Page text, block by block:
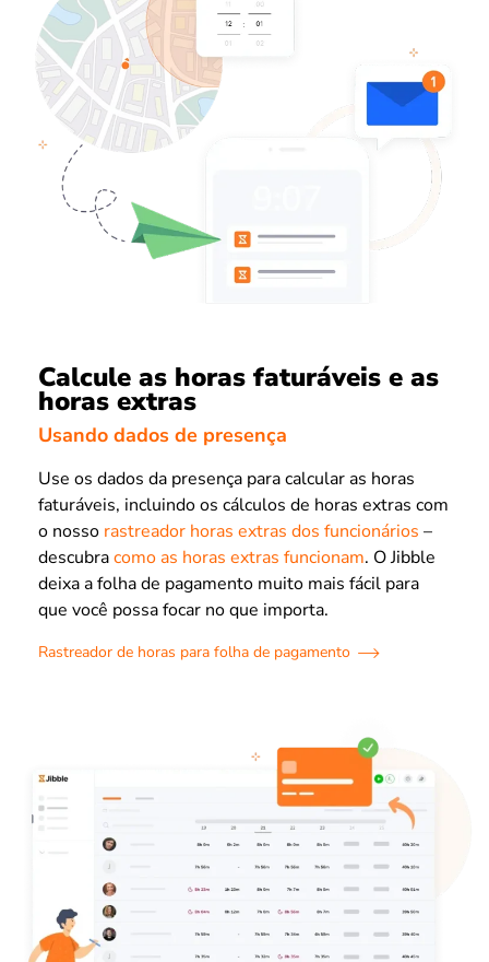
Calcule as horas faturáveis e as
horas extras
Usando dados de presença
Use os dados da presença para calcular as horas
faturáveis, incluindo os cálculos de horas extras com
o nosso rastreador horas extras dos funcionários –
descubracomo as horas extras funcionam. O Jibble
deixa a folha de pagamento muito mais fácil para
que você possa focar no que importa.
Rastreador de horas para folha de pagamento